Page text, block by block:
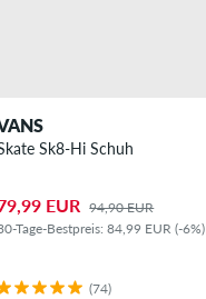
Sk8-Hi Schuh
EUR 94,90 EUR
Tage-Bestpreis: 84,99 EUR (-6%)
(74)